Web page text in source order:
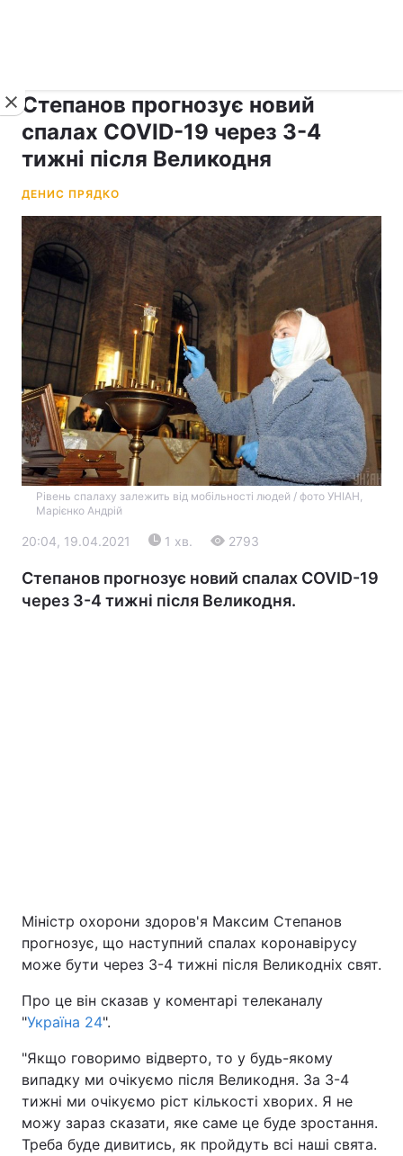
Головна Війна
Одеса
Спорт Наука
Зброя Інциденти
Здоров'я Туризм
Степанов прогнозує новий
спалах COVID-19 через 3-4
тижні після Великодня
ДЕНИС ПРЯДКО
Рівень спалаху залежить від мобільності людей / фото УНІАН,
Марієнко Андрій
20:04, 19.04.2021 1 хв. 2793
Степанов прогнозує новий спалах COVID-19
через 3-4 тижні після Великодня.
Міністр охорони здоров'я Максим Степанов
прогнозує, що наступний спалах коронавірусу
може бути через 3-4 тижні після Великодніх свят.
Про це він сказав у коментарі телеканалу
"Україна 24".
"Якщо говоримо відверто, то у будь-якому
випадку ми очікуємо після Великодня. За 3-4
тижні ми очікуємо ріст кількості хворих. Я не
можу зараз сказати, яке саме це буде зростання.
Треба буде дивитись, як пройдуть всі наші свята.